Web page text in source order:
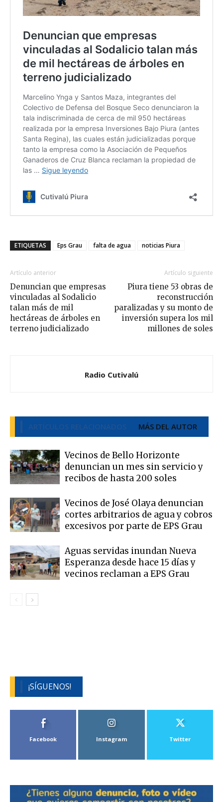
ETIQUETAS Eps Grau falta de agua noticias Piura
Artículo anterior
Denuncian que empresas
vinculadas al Sodalicio
talan más de mil
hectáreas de árboles en
terreno judicializado
Artículo siguiente
Piura tiene 53 obras de
reconstrucción
paralizadas y su monto de
inversión supera los mil
millones de soles
Radio Cutivalú
ARTÍCULOS RELACIONADOS MÁS DEL AUTOR
Vecinos de Bello Horizonte
denuncian un mes sin servicio y
recibos de hasta 200 soles
Vecinos de José Olaya denuncian
cortes arbitrarios de agua y cobros
excesivos por parte de EPS Grau
Aguas servidas inundan Nueva
Esperanza desde hace 15 días y
vecinos reclaman a EPS Grau
¡SÍGUENOS!